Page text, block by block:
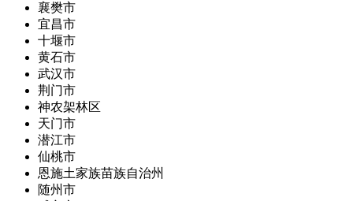
襄樊市
宜昌市
十堰市
黄石市
武汉市
荆门市
神农架林区
天门市
潜江市
仙桃市
恩施土家族苗族自治州
随州市